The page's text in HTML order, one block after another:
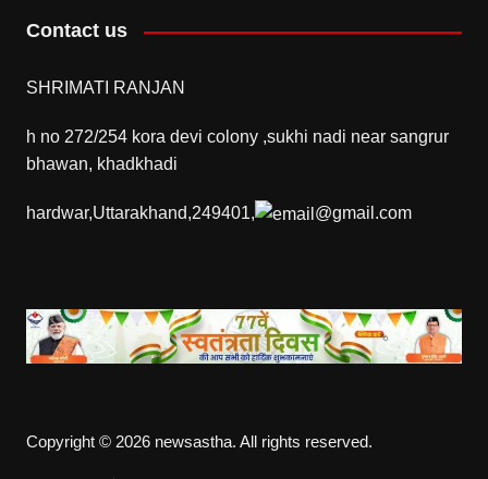
Contact us
SHRIMATI RANJAN
h no 272/254 kora devi colony ,sukhi nadi near sangrur
bhawan, khadkhadi
hardwar,Uttarakhand,249401, @gmail.com
Copyright © 2026 newsastha. All rights reserved.